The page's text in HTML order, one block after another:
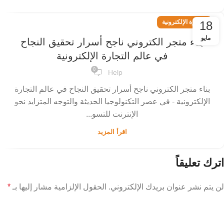
18
مايو
التجارة الإلكترونية
بناء متجر الكتروني ناجح أسرار تحقيق النجاح
في عالم التجارة الإلكترونية
Help
0
بناء متجر الكتروني ناجح أسرار تحقيق النجاح في عالم التجارة
الإلكترونية - في عصر التكنولوجيا الحديثة والتوجه المتزايد نحو
الإنترنت للتسو...
اقرأ المزيد
اترك تعليقاً
لن يتم نشر عنوان بريدك الإلكتروني. الحقول الإلزامية مشار إليها بـ *